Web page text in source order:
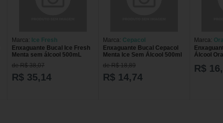
Marca: Ice Fresh
Enxaguante Bucal Ice Fresh
Menta sem álcool 500mL
de R$ 38,07
R$ 35,14
Marca: Cepacol
Enxaguante Bucal Cepacol
Menta Ice Sem Álcool 500ml
de R$ 18,89
R$ 14,74
Marca:
Álcool
R$